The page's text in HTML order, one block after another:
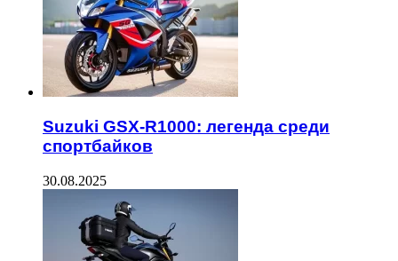
Suzuki GSX-R1000: легенда среди
спортбайков
30.08.2025